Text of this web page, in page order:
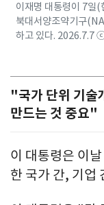
이재명 대통령이 7일(
북대서양조약기구
하고 있다. 2026.7.7
"국가 단위 기술
만드는 것 중요"
이 대통령은 이
한 국가 간, 기업